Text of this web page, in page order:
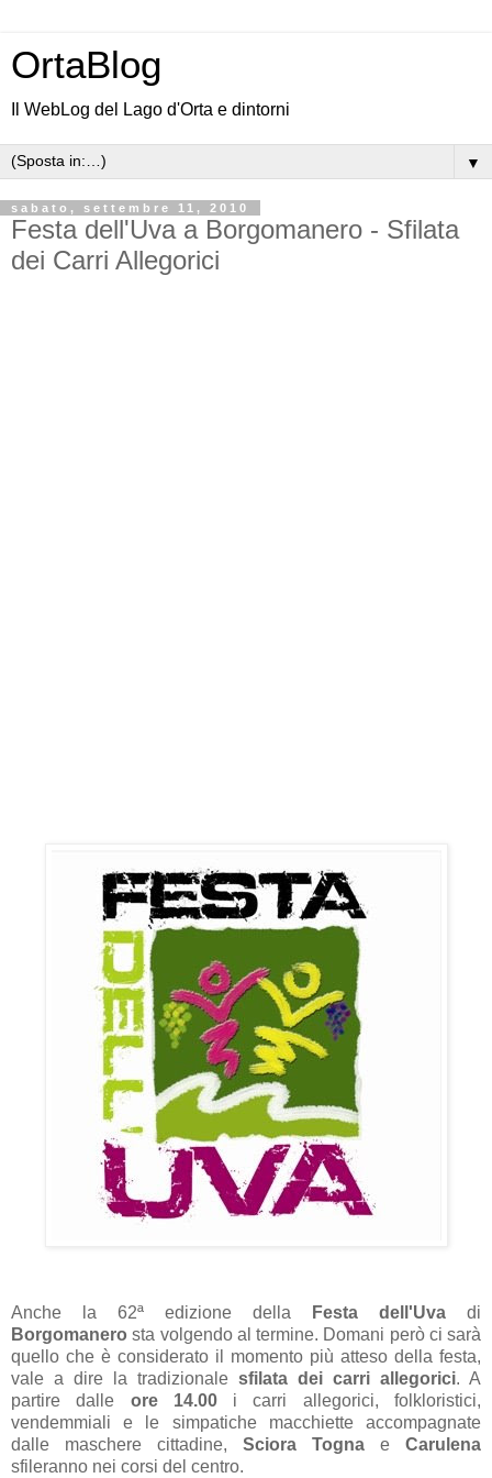
OrtaBlog
Il WebLog del Lago d'Orta e dintorni
▼
sabato, settembre 11, 2010
Festa dell'Uva a Borgomanero - Sfilata
dei Carri Allegorici
Anche la 62ª edizione della Festa dell'Uva di
Borgomanero sta volgendo al termine. Domani però ci sarà
quello che è considerato il momento più atteso della festa,
vale a dire la tradizionale sfilata dei carri allegorici. A
partire dalle ore 14.00i carri allegorici, folkloristici,
vendemmiali e le simpatiche macchiette accompagnate
dalle maschere cittadine, Sciora Togna e Carulena
sfileranno nei corsi del centro.